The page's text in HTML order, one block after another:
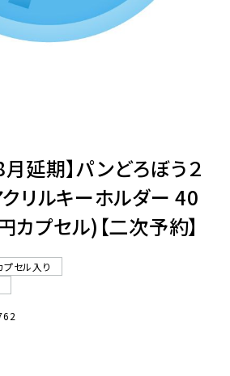
イ
用ガイド
7659
月延期】パンどろぼう２
リルキーホルダー 40
プセル)【二次予約】
プセル入り